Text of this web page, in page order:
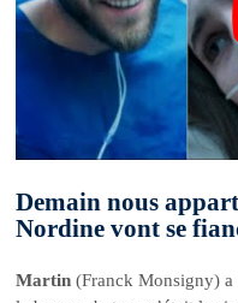
Demain nous
Nordine vont se
Martin(Franck Monsigny)